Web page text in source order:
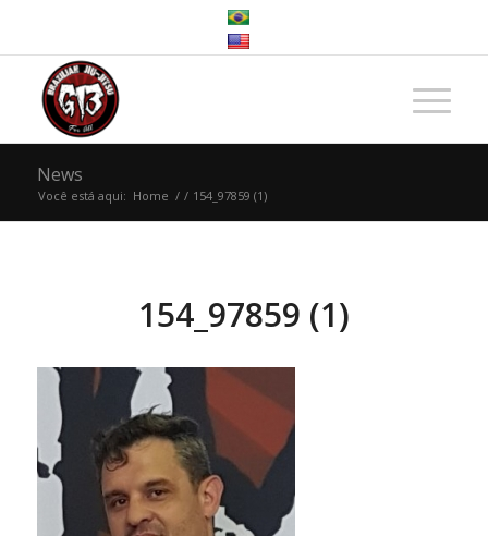
News
Você está aqui: Home / / 154_97859 (1)
154_97859 (1)